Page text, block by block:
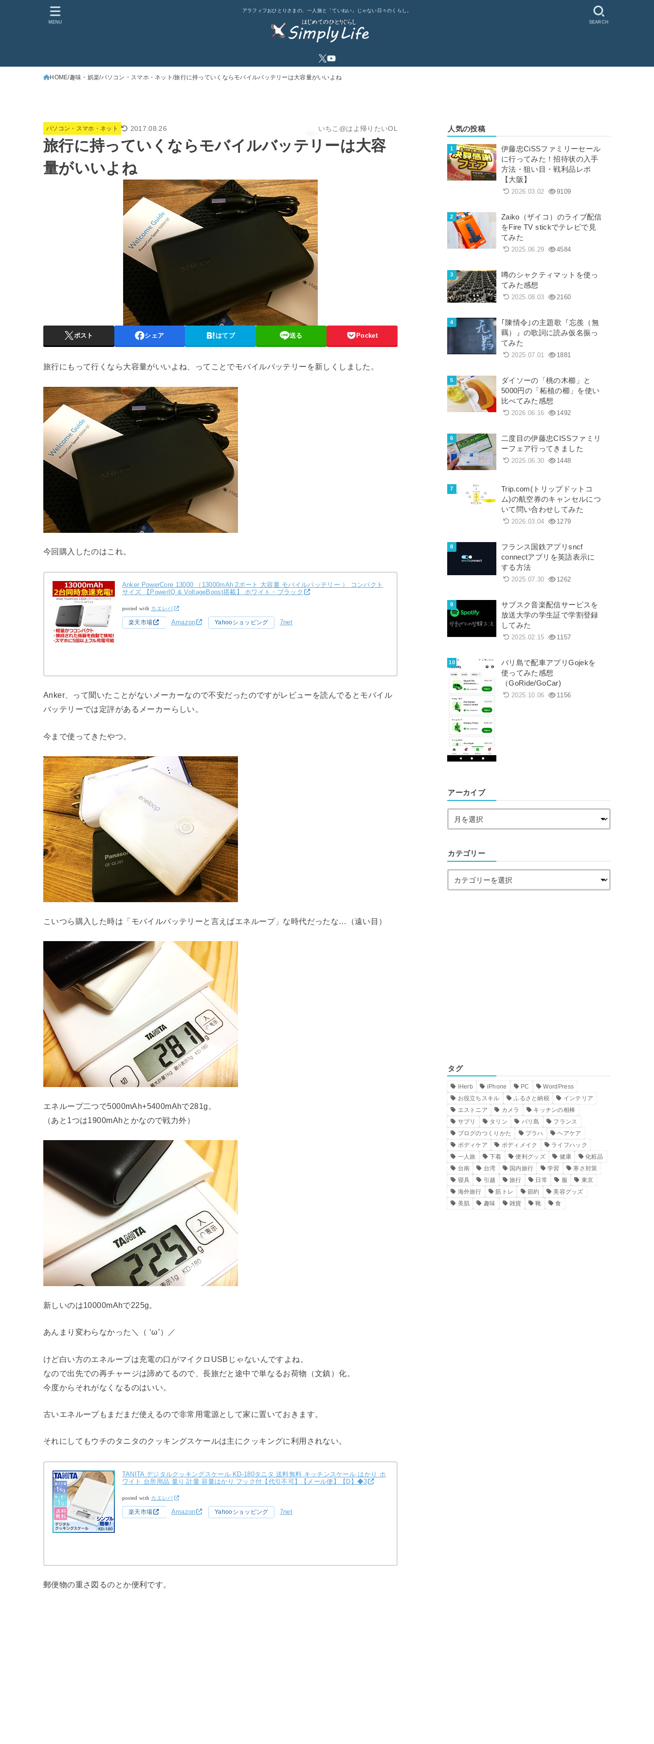
アラフィフおひとりさまの、一人旅と「ていねい」じゃない日々のくらし。
SEARCH
MENU
HOME 趣味・娯楽 パソコン・スマホ・ネット 旅行に持っていくならモバイルバッテリーは大容量がいいよね
パソコン・スマホ・ネット 2017.08.26 いちこ@はよ帰りたいOL
旅行に持っていくならモバイルバッテリーは大容
量がいいよね
ポスト シェア はてブ 送る Pocket
旅行にもって行くなら大容量がいいよね、ってことでモバイルバッテリーを新しくしました。
今回購入したのはこれ。
Anker PowerCore 13000 （13000mAh 2ポート 大容量 モバイルバッテリー ） コンパクト
サイズ 【PowerIQ & VoltageBoost搭載】 ホワイト・ブラック
posted with カエレバ
楽天市場 Amazon Yahooショッピング 7net
Anker、って聞いたことがないメーカーなので不安だったのですがレビューを読んでるとモバイル
バッテリーでは定評があるメーカーらしい。
今まで使ってきたやつ。
こいつら購入した時は「モバイルバッテリーと言えばエネループ」な時代だったな…（遠い目）
エネループ二つで5000mAh+5400mAhで281g。
（あと1つは1900mAhとかなので戦力外）
新しいのは10000mAhで225g。
あんまり変わらなかった＼（ ‘ω’）／
けど白い方のエネループは充電の口がマイクロUSBじゃないんですよね。
なので出先での再チャージは諦めてるので、長旅だと途中で単なるお荷物（文鎮）化。
今度からそれがなくなるのはいい。
古いエネループもまだまだ使えるので非常用電源として家に置いておきます。
それにしてもウチのタニタのクッキングスケールは主にクッキングに利用されない。
TANITA デジタルクッキングスケール KD-180タニタ 送料無料 キッチンスケール はかり ホ
ワイト 台所用品 量り 計量 容量はかり フック付【代引不可】【メール便】【D】◆3
posted with カエレバ
楽天市場 Amazon Yahooショッピング 7net
郵便物の重さ図るのとか便利です。
人気の投稿
伊藤忠CiSSファミリーセール
に行ってみた！招待状の入手
方法・狙い目・戦利品レポ
【大阪】
2026.03.02 9109
Zaiko（ザイコ）のライブ配信
をFire TV stickでテレビで見
てみた
2025.06.29 4584
噂のシャクティマットを使っ
てみた感想
2025.08.03 2160
｢陳情令｣の主題歌『忘羨（無
羈）』の歌詞に読み仮名振っ
てみた
2025.07.01 1881
ダイソーの「桃の木櫛」と
5000円の「柘植の櫛」を使い
比べてみた感想
2026.06.16 1492
二度目の伊藤忠CISSファミリ
ーフェア行ってきました
2025.06.30 1448
Trip.com(トリップドットコ
ム)の航空券のキャンセルにつ
いて問い合わせしてみた
2026.03.04 1279
フランス国鉄アプリsncf
connectアプリを英語表示に
する方法
2025.07.30 1262
サブスク音楽配信サービスを
放送大学の学生証で学割登録
してみた
2025.02.15 1157
バリ島で配車アプリGojekを
使ってみた感想
（GoRide/GoCar)
2025.10.06 1156
アーカイブ
カテゴリー
タグ
iHerb iPhone PC
WordPress
お役立ちスキル
ふるさと納税
インテリア
エストニア
カメラ
キッチンの相棒
サプリ
タリン バリ島
フランス
ブログのつくりかた
プラハ
ヘアケア
ボディケア
ボディメイク
ライフハック
一人旅
下着 便利グッズ 健康
化粧品
台南
台湾 国内旅行 学習
寒さ対策
寝具
引越 旅行 日常 服
東京
海外旅行
筋トレ 節約
美容グッズ
美肌
趣味 雑貨 靴 食